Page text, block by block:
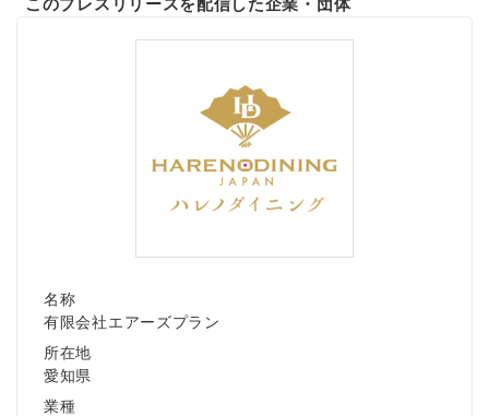
このプレスリリースを配信した企業・団体
名称
有限会社エアーズプラン
所在地
愛知県
業種